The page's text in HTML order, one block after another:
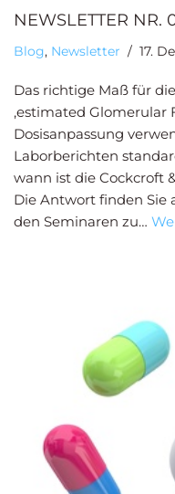
NEWSLETTER NR.
Blog, Newsletter 17.
Das richtige Maß für
‚estimated Glomerular
Dosisanpassung
Laborberichten
wann ist die Cockcroft
Die Antwort finden Sie
den Seminaren zu…